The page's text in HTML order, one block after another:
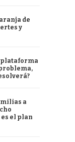
de
y
plataforma
a
el plan